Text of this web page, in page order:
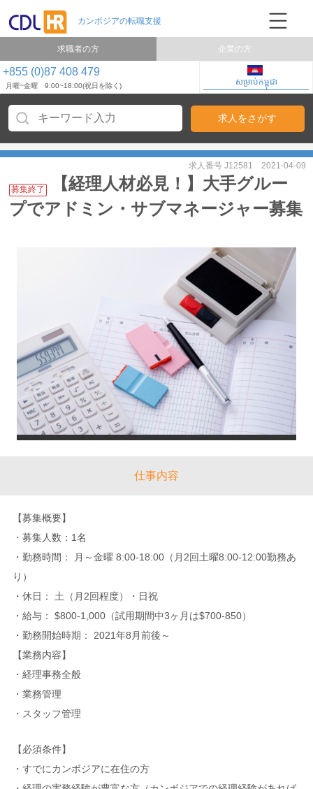
+855 (0)87 408 479
月曜~金曜 9:00~18:00(祝日を除く) សម្រាប់កម្ពុជា
求職者の方 企業の方
募集終了
【経理人材必見！】大手グルー
プでアドミン・サブマネージャー募集
求人番号 J12581 2021-04-09
仕事内容
【募集概要】
・募集人数：1名
・勤務時間： 月～金曜 8:00-18:00（月2回土曜8:00-12:00勤務あ
り）
・休日： 土（月2回程度）・日祝
・給与： $800-1,000（試用期間中3ヶ月は$700‐850）
・勤務開始時期： 2021年8月前後～
【業務内容】
・経理事務全般
・業務管理
・スタッフ管理
【必須条件】
・すでにカンボジアに在住の方